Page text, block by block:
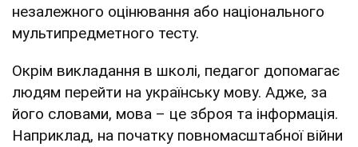
незалежного оцінювання або національного
мультипредметного тесту.
Окрім викладання в школі, педагог допомагає
людям перейти на українську мову. Адже, за
його словами, мова – це зброя та інформація.
Наприклад, на початку повномасштабної війни